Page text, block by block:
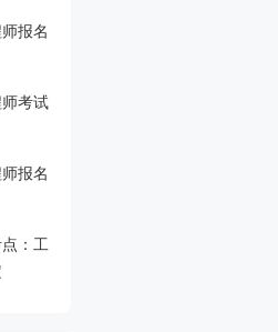
报名
考试
报名
：工